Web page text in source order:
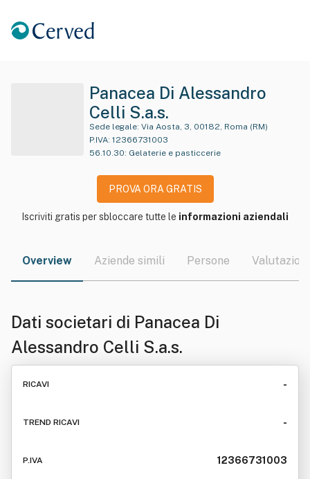
Panacea Di Alessandro
Celli S.a.s.
Sede legale: Via Aosta, 3, 00182, Roma (RM)
P.IVA: 12366731003
56.10.30: Gelaterie e pasticcerie
PROVA ORA GRATIS
Iscriviti gratis per sbloccare tutte le informazioni aziendali
Overview Aziende simili Persone Valutazioni
Dati societari di Panacea Di
Alessandro Celli S.a.s.
RICAVI -
TREND RICAVI -
P.IVA 12366731003